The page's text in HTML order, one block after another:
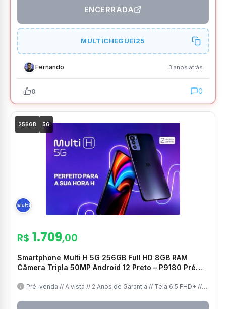
ENCERRADA
MULTICHEGUEI25
Fernando 3 anos atrás
0 0
256GB 5G
R$ 1.709,00
Smartphone Multi H 5G 256GB Full HD 8GB RAM
Câmera Tripla 50MP Android 12 Preto – P9180 Pré
Pré-venda // À vista // 2 Anos de Garantia // Tela 6.5 FHD+ //